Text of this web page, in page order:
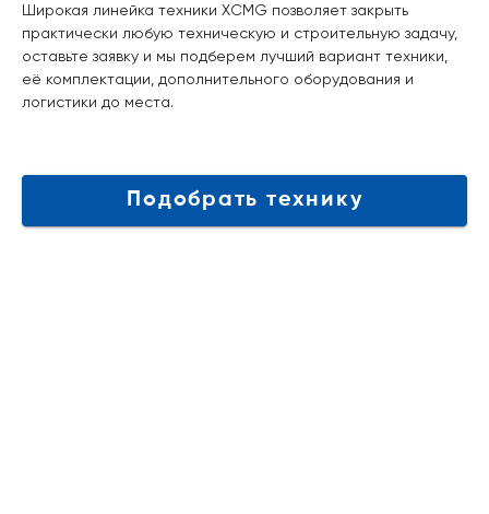
Широкая линейка техники XCMG позволяет закрыть
практически любую техническую и строительную задачу,
оставьте заявку и мы подберем лучший вариант техники,
её комплектации, дополнительного оборудования и
логистики до места.
Подобрать технику